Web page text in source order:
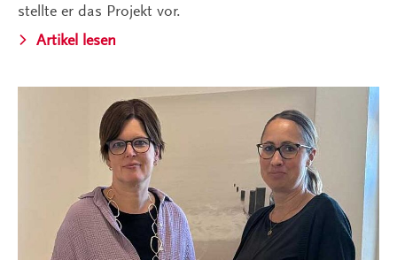
stellte er das Projekt vor.
Artikel lesen